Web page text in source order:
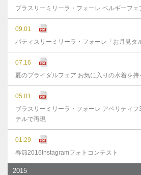
ブラスリーミリーラ・フォーレ ベルギーフェ
09.01
パティスリーミリーラ・フォーレ「お月見タ
07.16
夏のブライダルフェア お気に入りの水着を
05.01
ブラスリーミリーラ・フォーレ アペリティ
テルで再現
01.29
春節2016Instagramフォトコンテスト
2015